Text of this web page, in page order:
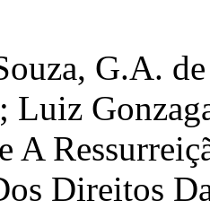
G.A.
Luiz
A
Direitos